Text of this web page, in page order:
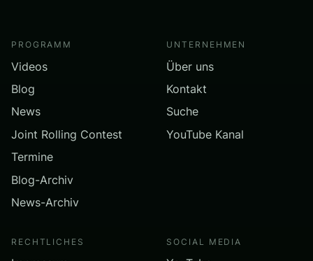
PROGRAMM
Videos
Blog
News
Joint Rolling Contest
Termine
Blog-Archiv
News-Archiv
UNTERNEHMEN
Über uns
Kontakt
Suche
YouTube Kanal
RECHTLICHES SOCIAL MEDIA